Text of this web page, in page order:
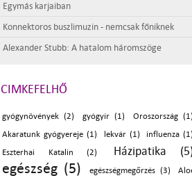
Egymás karjaiban
Konnektoros buszlimuzin - nemcsak főniknek
Alexander Stubb: A hatalom háromszöge
CIMKEFELHŐ
gyógynövények (2) gyógyír (1)
Oroszország (1)
Akaratunk gyógyereje (1)
lekvár (1)
influenza (1)
Eszterhai Katalin (2)
Házipatika
egészség (5) egészségmegőrzés (3)